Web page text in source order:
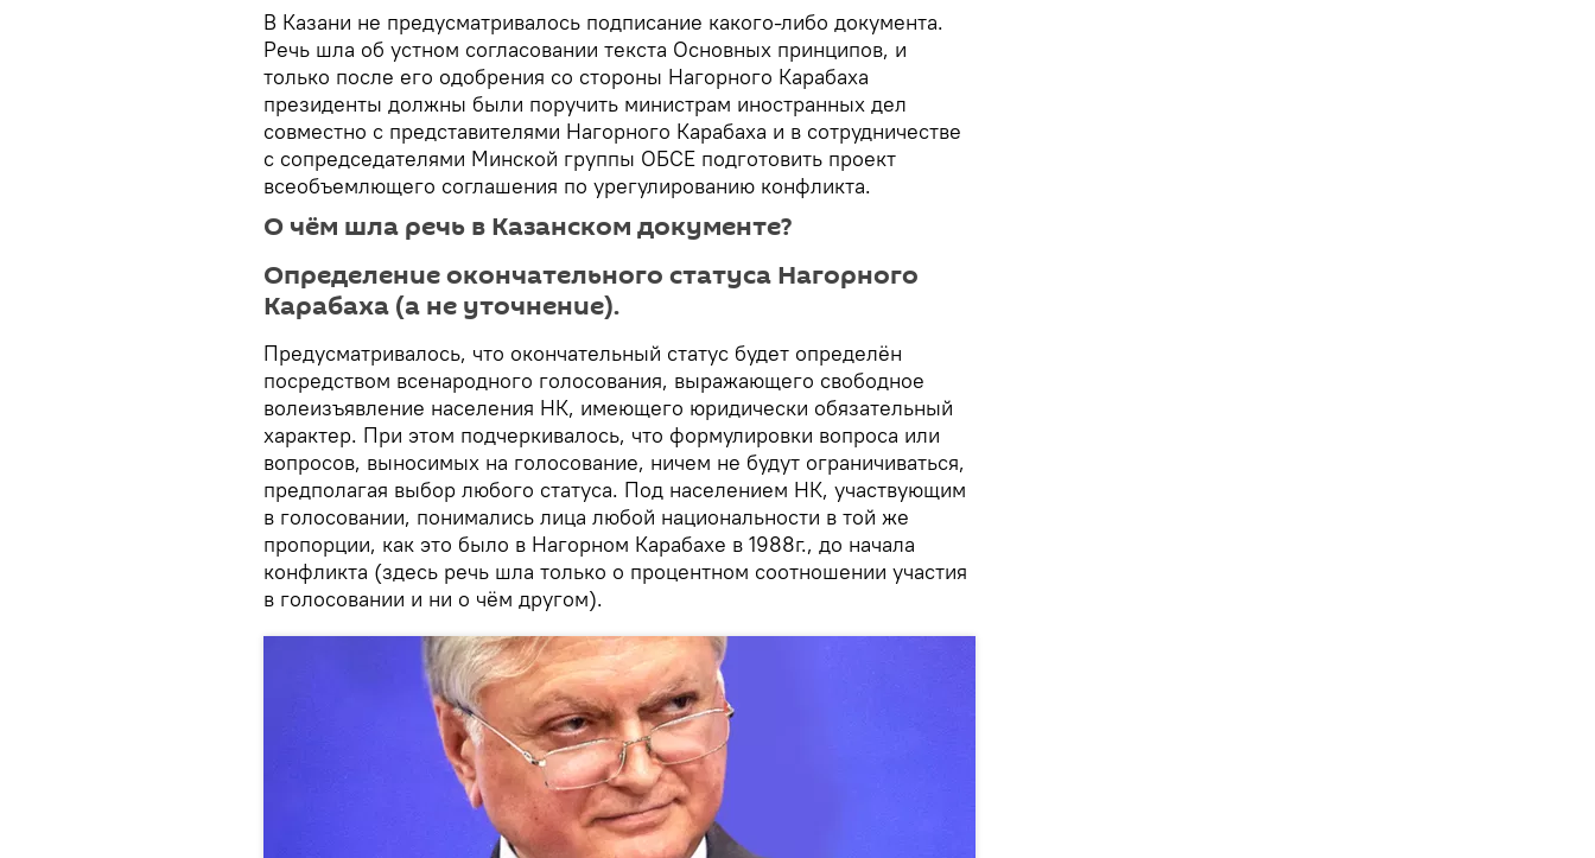
В Казани не предусматривалось подписание какого-либо документа.
Речь шла об устном согласовании текста Основных принципов, и
только после его одобрения со стороны Нагорного Карабаха
президенты должны были поручить министрам иностранных дел
совместно с представителями Нагорного Карабаха и в сотрудничестве
с сопредседателями Минской группы ОБСЕ подготовить проект
всеобъемлющего соглашения по урегулированию конфликта.
О чём шла речь в Казанском документе?
Определение окончательного статуса Нагорного
Карабаха (а не уточнение).
Предусматривалось, что окончательный статус будет определён
посредством всенародного голосования, выражающего свободное
волеизъявление населения НК, имеющего юридически обязательный
характер. При этом подчеркивалось, что формулировки вопроса или
вопросов, выносимых на голосование, ничем не будут ограничиваться,
предполагая выбор любого статуса. Под населением НК, участвующим
в голосовании, понимались лица любой национальности в той же
пропорции, как это было в Нагорном Карабахе в 1988г., до начала
конфликта (здесь речь шла только о процентном соотношении участия
в голосовании и ни о чём другом).